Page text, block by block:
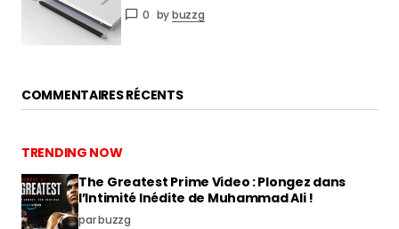
0 bybuzzg
COMMENTAIRES RÉCENTS
TRENDING NOW
The Greatest Prime Video : Plongez dans
l’Intimité Inédite de Muhammad Ali !
par buzzg